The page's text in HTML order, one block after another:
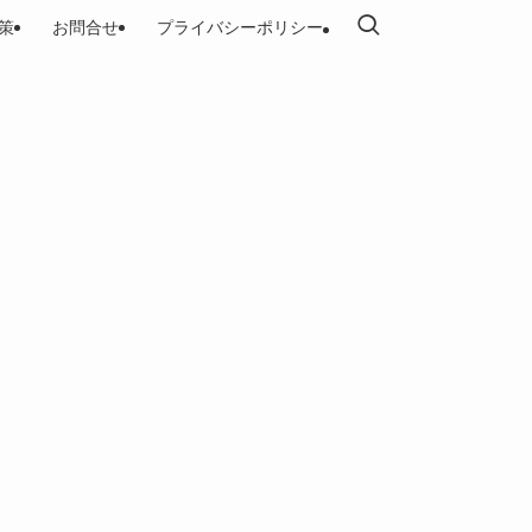
お問合せ プライバシーポリシー